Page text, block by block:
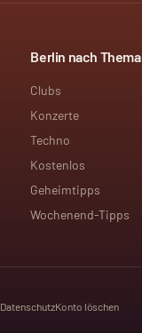
Berlin nach Thema
Clubs
Konzerte
Techno
Kostenlos
Geheimtipps
Wochenend-Tipps
DatenschutzKonto löschen